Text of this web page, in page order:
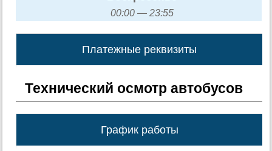
00:00 — 23:55
Платежные реквизиты
Технический осмотр автобусов
График работы